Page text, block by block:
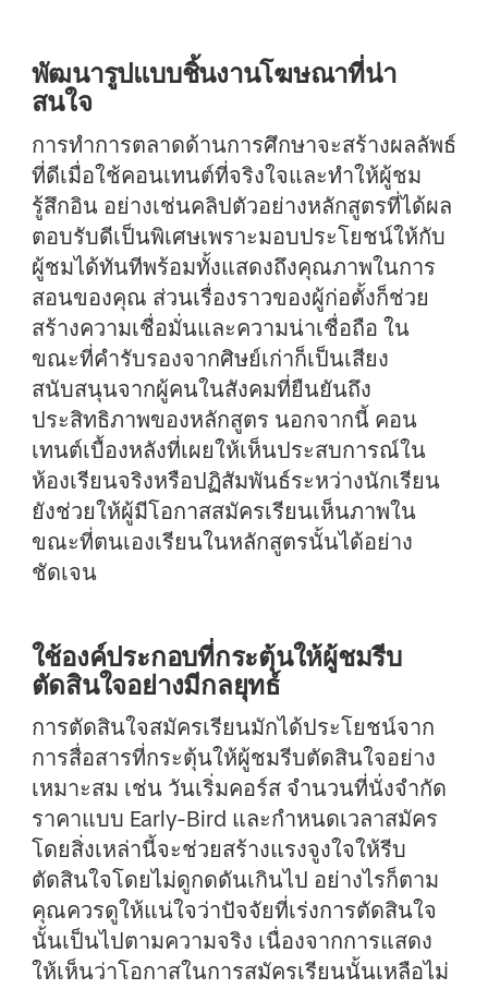
พัฒนารูปแบบชิ้นงานโฆษณาที่น่า
สนใจ
การทำการตลาดด้านการศึกษาจะสร้างผลลัพธ์
ที่ดีเมื่อใช้คอนเทนต์ที่จริงใจและทำให้ผู้ชม
รู้สึกอิน อย่างเช่นคลิปตัวอย่างหลักสูตรที่ได้ผล
ตอบรับดีเป็นพิเศษเพราะมอบประโยชน์ให้กับ
ผู้ชมได้ทันทีพร้อมทั้งแสดงถึงคุณภาพในการ
สอนของคุณ ส่วนเรื่องราวของผู้ก่อตั้งก็ช่วย
สร้างความเชื่อมั่นและความน่าเชื่อถือ ใน
ขณะที่คำรับรองจากศิษย์เก่าก็เป็นเสียง
สนับสนุนจากผู้คนในสังคมที่ยืนยันถึง
ประสิทธิภาพของหลักสูตร นอกจากนี้ คอน
เทนต์เบื้องหลังที่เผยให้เห็นประสบการณ์ใน
ห้องเรียนจริงหรือปฏิสัมพันธ์ระหว่างนักเรียน
ยังช่วยให้ผู้มีโอกาสสมัครเรียนเห็นภาพใน
ขณะที่ตนเองเรียนในหลักสูตรนั้นได้อย่าง
ชัดเจน
ใช้องค์ประกอบที่กระตุ้นให้ผู้ชมรีบ
ตัดสินใจอย่างมีกลยุทธ์
การตัดสินใจสมัครเรียนมักได้ประโยชน์จาก
การสื่อสารที่กระตุ้นให้ผู้ชมรีบตัดสินใจอย่าง
เหมาะสม เช่น วันเริ่มคอร์ส จำนวนที่นั่งจำกัด
ราคาแบบ Early-Bird และกำหนดเวลาสมัคร
โดยสิ่งเหล่านี้จะช่วยสร้างแรงจูงใจให้รีบ
ตัดสินใจโดยไม่ดูกดดันเกินไป อย่างไรก็ตาม
คุณควรดูให้แน่ใจว่าปัจจัยที่เร่งการตัดสินใจ
นั้นเป็นไปตามความจริง เนื่องจากการแสดง
ให้เห็นว่าโอกาสในการสมัครเรียนนั้นเหลือไม่